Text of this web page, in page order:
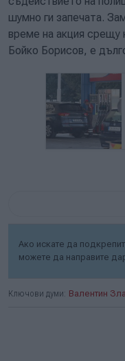
шумно ги запечата.
време на акция срещу
Бойко Борисов, е
Ако искате да
можете да направите
Ключови думи: Валентин